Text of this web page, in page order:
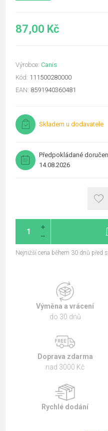
87,00 Kč
Výrobce: Canis
Kód: 111500280000
EAN: 8591940360481
Skladem u dodavatele
Předpokládané
14.08.2026
Nejnižší cena během 30 dnů před
Výměna a vrácení
do 30 dnů
Doprava zdarma
nad 3000 Kč
Rychlé dodání